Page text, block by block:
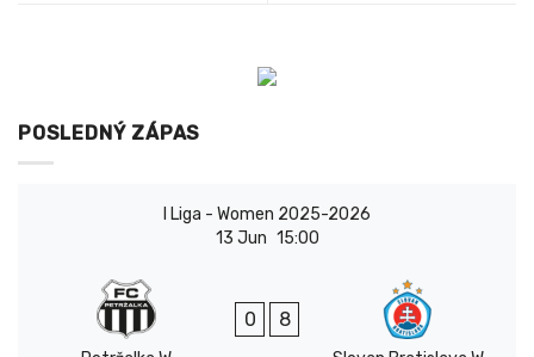
POSLEDNÝ ZÁPAS
I Liga - Women 2025-2026
13 Jun 15:00
0 8